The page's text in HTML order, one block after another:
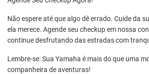
Não espere até que algo dê errado. Cuide da
ela merece. Agende seu checkup em nossa
continue desfrutando das estradas com
Lembre-se: Sua Yamaha é mais do que uma
companheira de aventuras!